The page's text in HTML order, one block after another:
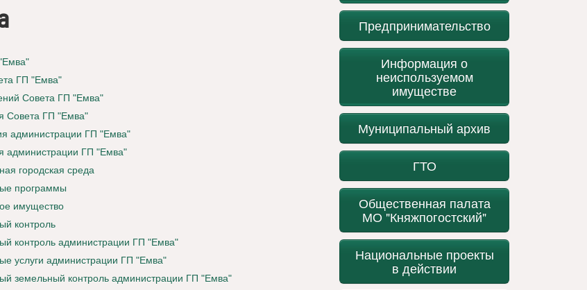
ГП "Емва"
Совета ГП "Емва"
Совета ГП "Емва"
администрации ГП "Емва"
администрации ГП "Емва"
городская среда
программы
имущество
контроль
контроль администрации ГП "Емва"
услуги администрации ГП "Емва"
земельный контроль администрации ГП "Емва"
Предпринимательство
Информация о
неиспользуемом
имуществе
Муниципальный архив
ГТО
Общественная палата
МО "Княжпогостский"
Национальные проекты
в действии